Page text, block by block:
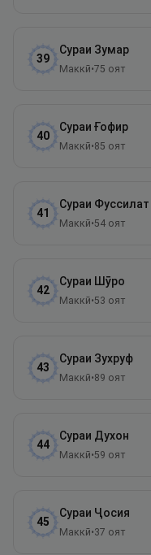
39
Сураи Зумар
Маккӣ•75 оят
40
Сураи Ғофир
Маккӣ•85 оят
41
Сураи Фуссилат
Маккӣ•54 оят
42
Сураи Шӯро
Маккӣ•53 оят
43
Сураи Зухруф
Маккӣ•89 оят
44
Сураи Духон
Маккӣ•59 оят
45
Сураи Ҷосия
Маккӣ•37 оят